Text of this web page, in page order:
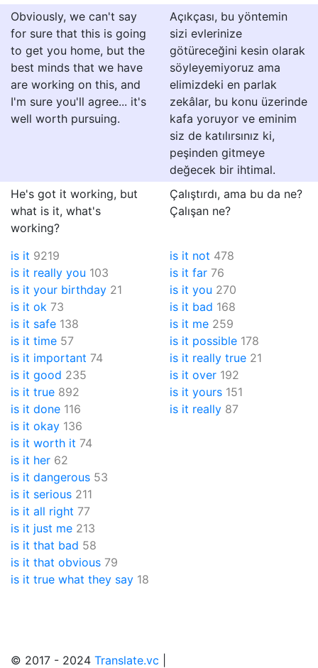
Obviously, we can't say
for sure that this is going
to get you home, but the
best minds that we have
are working on this, and
I'm sure you'll agree... it's
well worth pursuing.
Açıkçası, bu yöntemin
sizi evlerinize
götüreceğini kesin olarak
söyleyemiyoruz ama
elimizdeki en parlak
zekâlar, bu konu üzerinde
kafa yoruyor ve eminim
siz de katılırsınız ki,
peşinden gitmeye
değecek bir ihtimal.
He's got it working, but
what is it, what's
working?
Çalıştırdı, ama bu da ne?
Çalışan ne?
is it 9219
is it really you 103
is it your birthday 21
is it ok 73
is it safe 138
is it time 57
is it important 74
is it good 235
is it true 892
is it done 116
is it not 478
is it far 76
is it you 270
is it bad 168
is it me 259
is it possible 178
is it really true 21
is it over 192
is it yours 151
is it really 87
is it okay 136
is it worth it 74
is it her 62
is it dangerous 53
is it serious 211
is it all right 77
is it just me 213
is it that bad 58
is it that obvious 79
is it true what they say 18
© 2017 - 2024 Translate.vc